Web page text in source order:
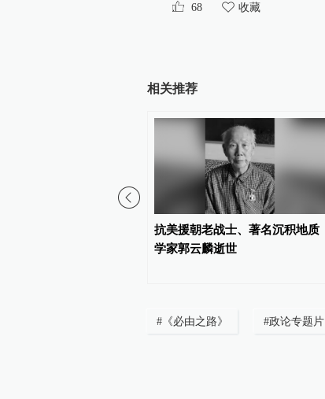
68 收藏
相关推荐
抗美援朝老战士、著名沉积地质
学家郭云麟逝世
# 《必由之路》 #政论专题片